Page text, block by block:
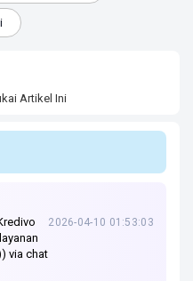
Artikel Ini
via chat
2026-04-10 01:53:03